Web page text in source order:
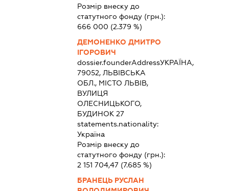
Розмір внеску до
статутного фонду (грн.):
666 000 (2.379 %)
ДЕМОНЕНКО ДМИТРО
ІГОРОВИЧ
dossier.founderAddressУКРАЇНА,
79052, ЛЬВІВСЬКА
ОБЛ., МІСТО ЛЬВІВ,
ВУЛИЦЯ
ОЛЕСНИЦЬКОГО,
БУДИНОК 27
statements.nationality:
Україна
Розмір внеску до
статутного фонду (грн.):
2 151 704,47(7.685 %)
БРАНЕЦЬ РУСЛАН